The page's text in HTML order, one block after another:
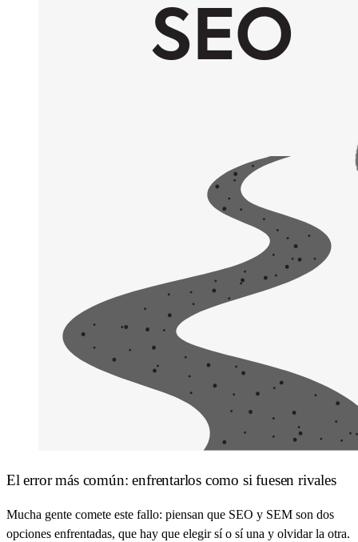
El error más común: enfrentarlos como si fuesen rivales
Mucha gente comete este fallo: piensan que SEO y SEM son dos
opciones enfrentadas, que hay que elegir sí o sí una y olvidar la otra.